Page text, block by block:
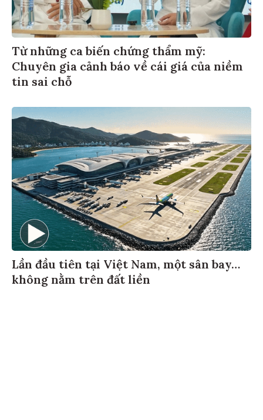
Từ những ca biến chứng thẩm mỹ:
Chuyên gia cảnh báo về cái giá của niềm
tin sai chỗ
Lần đầu tiên tại Việt Nam, một sân bay…
không nằm trên đất liền